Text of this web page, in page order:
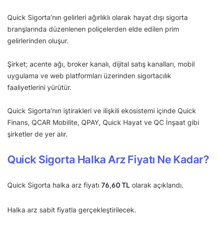
Quick Sigorta’nın gelirleri ağırlıklı olarak hayat dışı sigorta
branşlarında düzenlenen poliçelerden elde edilen prim
gelirlerinden oluşur.
Şirket; acente ağı, broker kanalı, dijital satış kanalları, mobil
uygulama ve web platformları üzerinden sigortacılık
faaliyetlerini yürütür.
Quick Sigorta’nın iştirakleri ve ilişkili ekosistemi içinde Quick
Finans, QCAR Mobilite, QPAY, Quick Hayat ve QC İnşaat gibi
şirketler de yer alır.
Quick Sigorta Halka Arz Fiyatı Ne Kadar?
Quick Sigorta halka arz fiyatı 76,60 TL olarak açıklandı.
Halka arz sabit fiyatla gerçekleştirilecek.